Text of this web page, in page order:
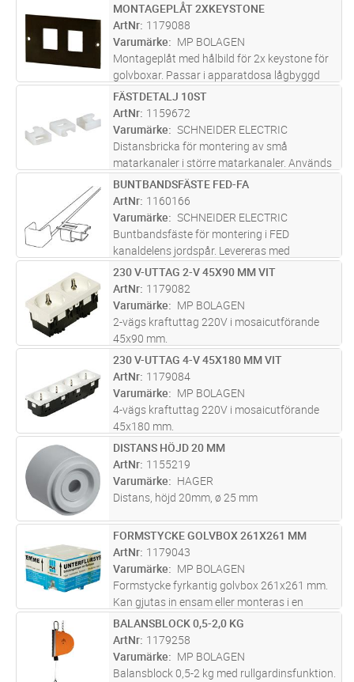
ST Lägg i kundvagn
MONTAGEPLÅT 2XKEYSTONE
ArtNr 1179088
Varumärke
MP BOLAGEN
Montageplåt med hålbild för 2x keystone för
golvboxar. Passar i apparatdosa lågbyggd
1179074 eller till montageram 1179086.
FP Lägg i kundvagn
FÄSTDETALJ 10ST
ArtNr 1159672
Varumärke
SCHNEIDER ELECTRIC
Distansbricka för montering av små
matarkanaler i större matarkanaler. Används
även vid montering av buntband.
ST Lägg i kundvagn
BUNTBANDSFÄSTE FED-FA
ArtNr 1160166
Varumärke
SCHNEIDER ELECTRIC
Buntbandsfäste för montering i FED
kanaldelens jordspår. Levereras med
buntband.
ST Lägg i kundvagn
230 V-UTTAG 2-V 45X90 MM VIT
ArtNr 1179082
Varumärke
MP BOLAGEN
2-vägs kraftuttag 220V i mosaicutförande
45x90 mm.
ST Lägg i kundvagn
230 V-UTTAG 4-V 45X180 MM VIT
ArtNr 1179084
Varumärke
MP BOLAGEN
4-vägs kraftuttag 220V i mosaicutförande
45x180 mm.
ST Lägg i kundvagn
DISTANS HÖJD 20 MM
ArtNr 1155219
Varumärke
HAGER
Distans, höjd 20mm, ø 25 mm
ST Lägg i kundvagn
FORMSTYCKE GOLVBOX 261X261 MM
ArtNr 1179043
Varumärke
MP BOLAGEN
Formstycke fyrkantig golvbox 261x261 mm.
Kan gjutas in ensam eller monteras i en
ingjutningslåda 1179036.
ST Lägg i kundvagn
BALANSBLOCK 0,5-2,0 KG
ArtNr 1179258
Varumärke
MP BOLAGEN
Balansblock 0,5-2 kg med rullgardinsfunktion.